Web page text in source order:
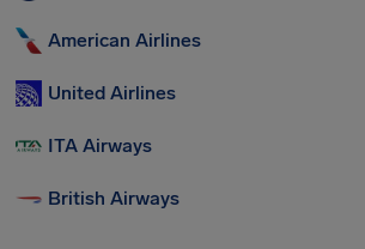
American Airlines
United Airlines
ITA Airways
British Airways